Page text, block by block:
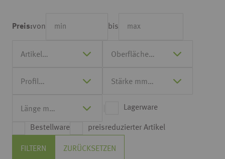
Preis:von bis
Lagerware
Bestellware preisreduzierter Artikel
FILTERN ZURÜCKSETZEN